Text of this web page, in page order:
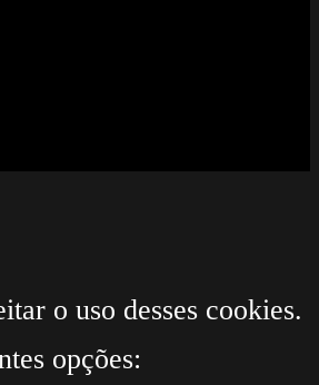
o uso desses cookies.
opções: